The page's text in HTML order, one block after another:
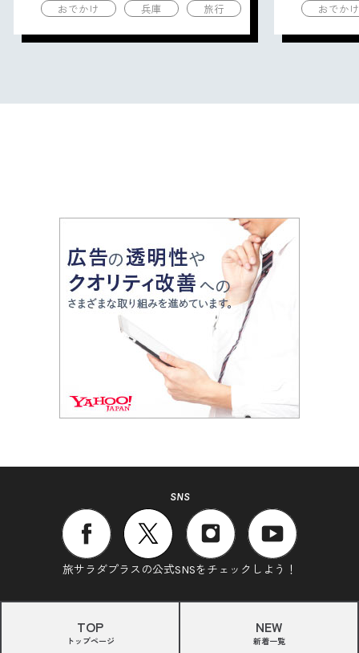
おでかけ 兵庫 旅行 おでか
SNS
旅サラダプラスの公式SNSをチェックしよう！
TOP
トップページ
NEW
新着一覧